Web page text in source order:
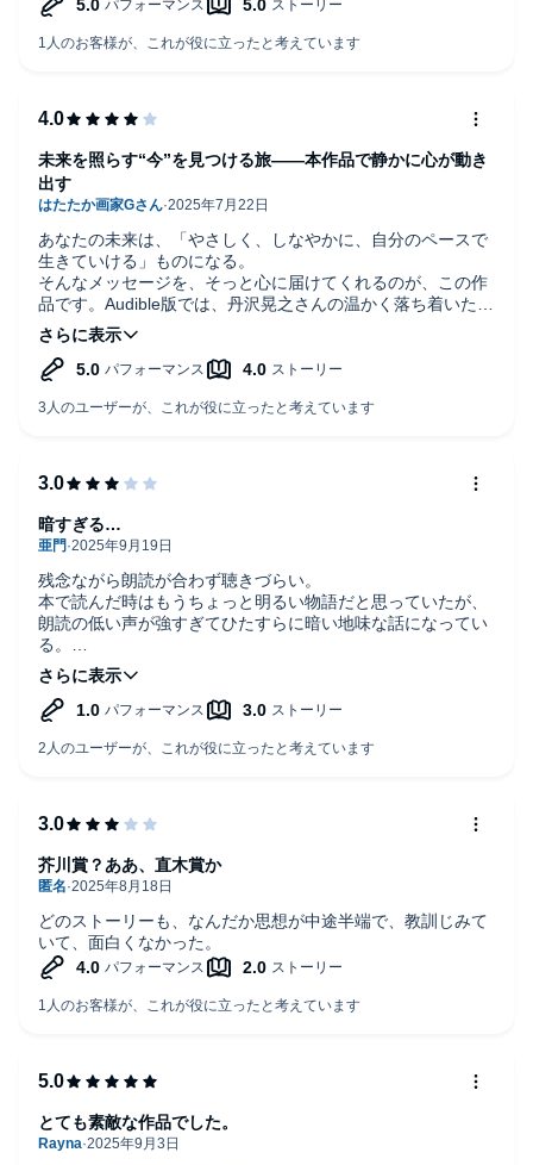
あなたの未来は、「やさしく、しなやかに、自分のペースで
生きていける」ものになる。
そんなメッセージを、そっと心に届けてくれるのが、この作
品です。Audible版では、丹沢晃之さんの温かく落ち着いたナ
レーションで、静かーに深ーく物語に入って行けます。
物語は全国の自然豊かな土地を舞台にした5つの短編で構成
・ウミガメを育てようとする中学生の少女
などなど、どの主人公も一見普通の人たち。ですが、彼らが
向き合う「自然」や「科学」を通して、私たちは“今”ってい
う時間を未来へどうつなげるか、という深いテーマに気づか
されます。
この作品を聴いて思うのは、「小さな行動にも、大きな意味
がある」っていうこと。たとえすぐに成果が見えなくても、
それが未来の誰かに希望を灯すかもしれない。そんな前向き
な生き方が、物語の中にやさしく息づいています。
また、物語を通じて自然と身につくのが“科学的なものの見
方”です。地質学や生物学、環境へのまなざしなどが難解にな
す。「科学＝感動」になる瞬間が、静かに何度も訪れる。そ
感動的でありながら、決して大げさじゃない。むしろ静か
見え方が、少し変わるかもですよ。
未来を照らす“今”を見つける旅——本作品で静かに心が動き
出す
残念ながら朗読が合わず聴きづらい。
本で読んだ時はもうちょっと明るい物語だと思っていたが、
朗読の低い声が強すぎてひたすらに暗い地味な話になってい
る。
室内で家族が静かにしている時でないと聴けなかった。
このナレーターさんはミステリーやホラーサスペンスが向い
ている。
暗すぎる…
どのストーリーも、なんだか思想が中途半端で、教訓じみて
いて、面白くなかった。
芥川賞？ああ、直木賞か
とても素敵な作品でした。